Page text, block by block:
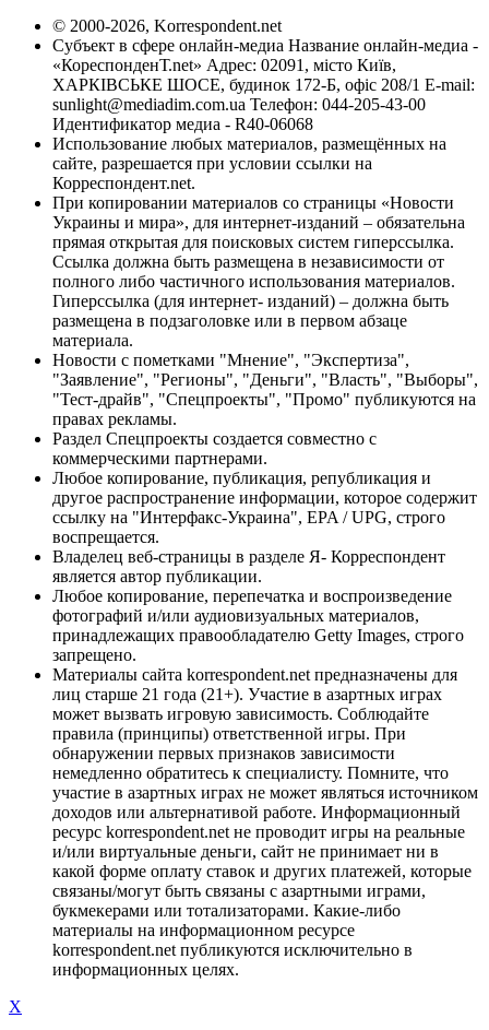
© 2000-2026, Korrespondent.net
Субъект в сфере онлайн-медиа Название онлайн-медиа -
«КореспонденТ.net» Адрес: 02091, місто Київ,
ХАРКІВСЬКЕ ШОСЕ, будинок 172-Б, офіс 208/1 E-mail:
sunlight@mediadim.com.ua Телефон: 044-205-43-00
Идентификатор медиа - R40-06068
Использование любых материалов, размещённых на
сайте, разрешается при условии ссылки на
Корреспондент.net.
При копировании материалов со страницы «Новости
Украины и мира», для интернет-изданий – обязательна
прямая открытая для поисковых систем гиперссылка.
Ссылка должна быть размещена в независимости от
полного либо частичного использования материалов.
Гиперссылка (для интернет- изданий) – должна быть
размещена в подзаголовке или в первом абзаце
материала.
Новости с пометками "Мнение", "Экспертиза",
"Заявление", "Регионы", "Деньги", "Власть", "Выборы",
"Тест-драйв", "Спецпроекты", "Промо" публикуются на
правах рекламы.
Раздел Спецпроекты создается совместно с
коммерческими партнерами.
Любое копирование, публикация, републикация и
другое распространение информации, которое содержит
ссылку на "Интерфакс-Украина", EPA / UPG, строго
воспрещается.
Владелец веб-страницы в разделе Я- Корреспондент
является автор публикации.
Любое копирование, перепечатка и воспроизведение
фотографий и/или аудиовизуальных материалов,
принадлежащих правообладателю Getty Images, строго
запрещено.
Материалы сайта korrespondent.net предназначены для
лиц старше 21 года (21+). Участие в азартных играх
может вызвать игровую зависимость. Соблюдайте
правила (принципы) ответственной игры. При
обнаружении первых признаков зависимости
немедленно обратитесь к специалисту. Помните, что
участие в азартных играх не может являться источником
доходов или альтернативой работе. Информационный
ресурс korrespondent.net не проводит игры на реальные
и/или виртуальные деньги, сайт не принимает ни в
какой форме оплату ставок и других платежей, которые
связаны/могут быть связаны с азартными играми,
букмекерами или тотализаторами. Какие-либо
материалы на информационном ресурсе
korrespondent.net публикуются исключительно в
информационных целях.
X